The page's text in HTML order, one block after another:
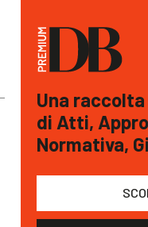
Una
di Atti,
Normativa,